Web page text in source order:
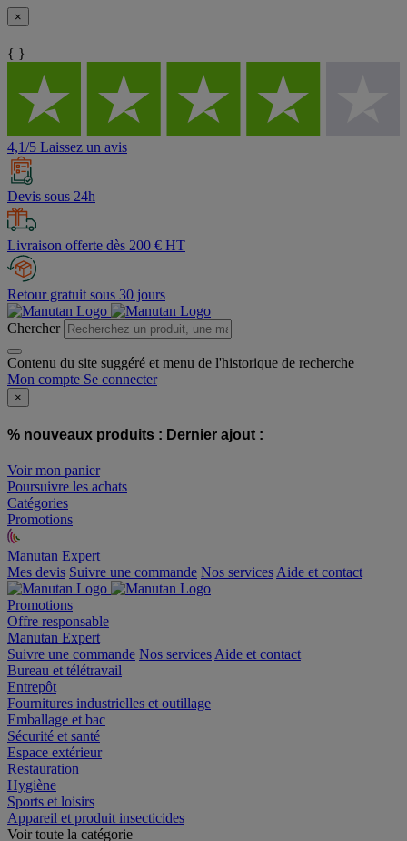
×
{ }
4,1/5 Laissez un avis
Devis sous 24h
Livraison offerte dès 200 € HT
Retour gratuit sous 30 jours
Chercher
Contenu du site suggéré et menu de l'historique de recherche
Mon compte Se connecter
×
% nouveaux produits : Dernier ajout :
Voir mon panier
Poursuivre les achats
Catégories
Promotions
Manutan Expert
offre reconditionnée
Mes devis Suivre une commande Nos services
Promotions
Offre responsable
Manutan Expert
Suivre une commande
Bureau et télétravail
Entrepôt
Fournitures industrielles et outillage
Emballage et bac
Sécurité et santé
Espace extérieur
Restauration
Hygiène
Sports et loisirs
Appareil et produit insecticides